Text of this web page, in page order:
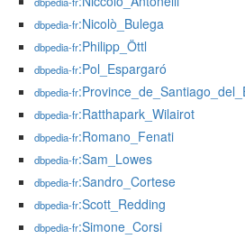
dbpedia-fr:Nicolò_Bulega
dbpedia-fr:Philipp_Öttl
dbpedia-fr:Pol_Espargaró
dbpedia-fr
dbpedia-fr:Ratthapark_Wilairot
dbpedia-fr:Romano_Fenati
dbpedia-fr:Sam_Lowes
dbpedia-fr:Sandro_Cortese
dbpedia-fr:Scott_Redding
dbpedia-fr:Simone_Corsi